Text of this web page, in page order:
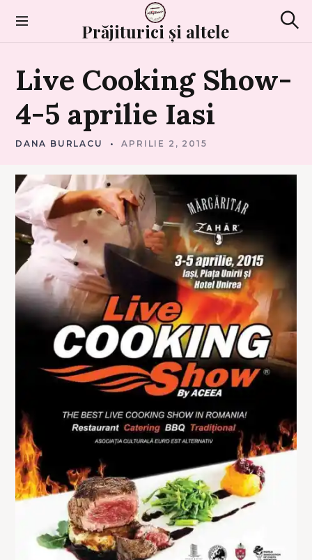
Prăjiturici și altele
L
T
E
E
Live Cooking Show-
4-5 aprilie Iasi
DANA BURLACU APRILIE 2, 2015